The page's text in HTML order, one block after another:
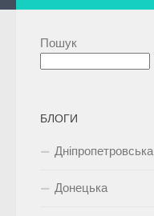
Пошук
БЛОГИ
Дніпропетровська
Донецька